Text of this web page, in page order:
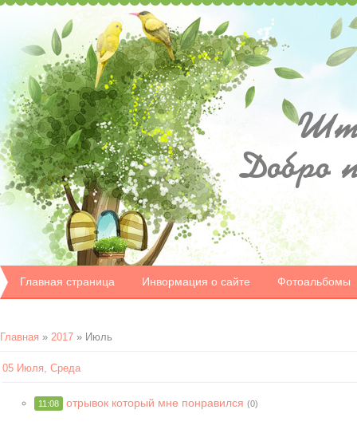
Добро
Главная страница Инвормация о сайте Фотоальбомы
Главная » 2017 » Июль
05 Июля, Среда
11:08 отрывок который мне понравился (0)